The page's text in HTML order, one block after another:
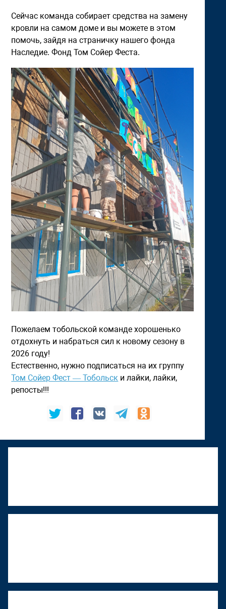
Сейчас команда собирает средства на замену
кровли на самом доме и вы можете в этом
помочь, зайдя на страничку нашего фонда
Наследие. Фонд Том Сойер Феста.
Пожелаем тобольской команде хорошенько
отдохнуть и набраться сил к новому сезону в
2026 году!
Естественно, нужно подписаться на их группу
Том Сойер Фест — Тобольск и лайки, лайки,
репосты!!!